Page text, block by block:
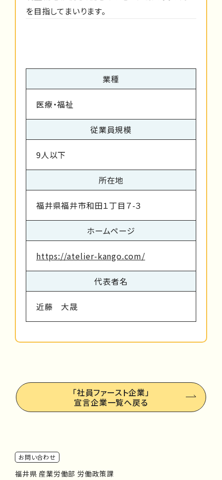
を目指してまいります。
業種
医療・福祉
従業員規模
9人以下
所在地
福井県福井市和田１丁目７-３
ホームページ
https://atelier-kango.com/
代表者名
近藤 大晟
「社員ファースト企業」
宣言企業一覧へ戻る
お問い合わせ
福井県 産業労働部 労働政策課